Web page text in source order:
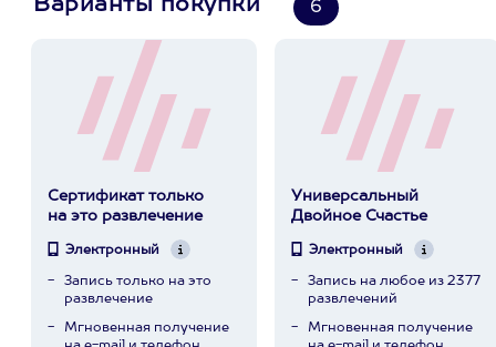
Варианты покупки 6
Сертификат только
на это развлечение
Электронный
Запись только на это
развлечение
Мгновенная получение
Универсальный
Двойное Счастье
Электронный
Запись на любое из 2377
развлечений
Мгновенная получение